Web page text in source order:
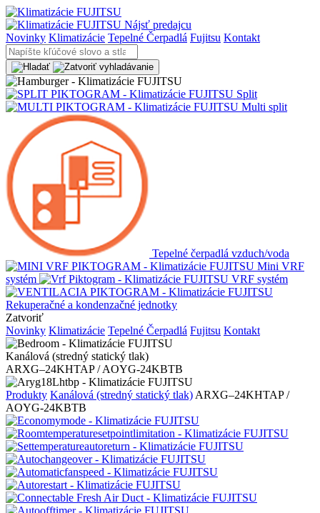
Nájsť predajcu
Novinky Klimatizácie Tepelné Čerpadlá Fujitsu Kontakt
Split
Multi split
Tepelné čerpadlá vzduch/voda
Mini VRF
systém
VRF systém
Rekuperačné a kondenzačné jednotky
Zatvoriť
Novinky Klimatizácie Tepelné Čerpadlá Fujitsu Kontakt
Kanálová (stredný statický tlak)
ARXG–24KHTAP / AOYG-24KBTB
Produkty Kanálová (stredný statický tlak) ARXG–24KHTAP /
AOYG-24KBTB